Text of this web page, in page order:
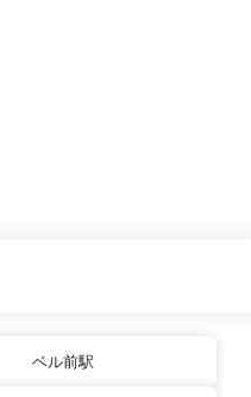
ベル前駅